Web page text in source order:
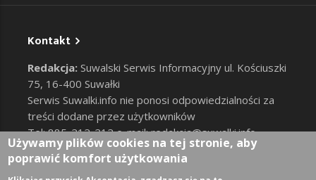
Kontakt
Redakcja: Suwalski Serwis Informacyjny ul. Kościuszki
75, 16-400 Suwałki
Serwis Suwalki.info nie ponosi odpowiedzialności za
treści dodane przez użytkowników
Tel: 885-212-212 e-mail:redakcja@suwalki.info,
reklama@suwalki.info
RODO |Cookies
Używamy plików cookies na tej stronie, aby
poprawić komfort użytkowania